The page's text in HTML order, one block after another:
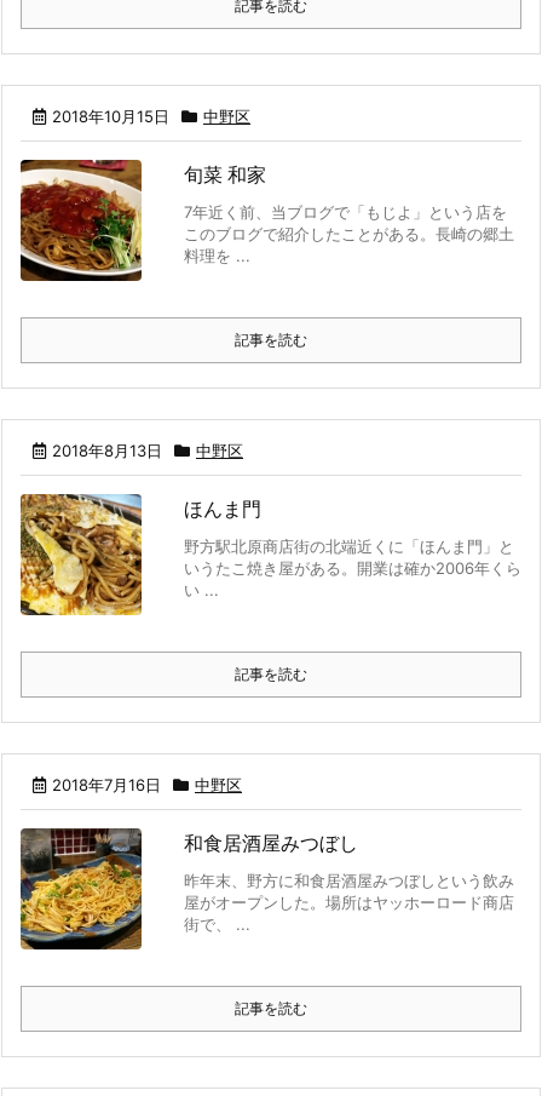
記事を読む
2018年10月15日 中野区
旬菜 和家
7年近く前、当ブログで「もじよ」という店を
このブログで紹介したことがある。長崎の郷土
料理を ...
記事を読む
2018年8月13日 中野区
ほんま門
野方駅北原商店街の北端近くに「ほんま門」と
いうたこ焼き屋がある。開業は確か2006年くら
い ...
記事を読む
2018年7月16日 中野区
和食居酒屋みつぼし
昨年末、野方に和食居酒屋みつぼしという飲み
屋がオープンした。場所はヤッホーロード商店
街で、 ...
記事を読む